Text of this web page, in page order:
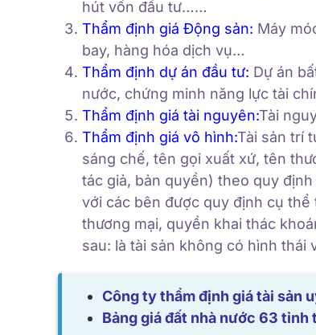
hút vốn đầu tư……
Thẩm định giá Động sản: Máy
bay, hàng hóa dịch vụ…
Thẩm định dự án đầu tư: Dự án
nước, chứng minh năng lực tài
Thẩm định giá tài nguyên:Tài
Thẩm định giá vô hình:Tài sản trí
sáng chế, tên gọi xuất xứ, tên
tác giả, bản quyền) theo quy
với các bên được quy định cụ
thương mại, quyền khai thác
sau: là tài sản không có hình thái
Công ty thẩm định giá tài sản
Bảng giá đất nhà nước 63